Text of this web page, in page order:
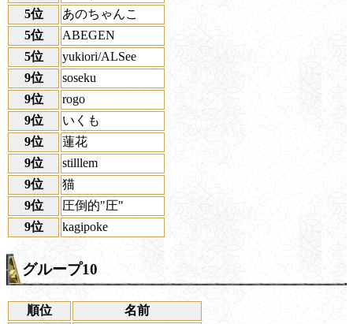
5位
あのちゃんこ
5位
ABEGEN
5位
yukiori/ALSee
9位
soseku
9位
rogo
9位
いくも
9位
蓮花
9位
stilllem
9位
猫
9位
圧倒的"圧"
9位
kagipoke
グループ10
順位
名前